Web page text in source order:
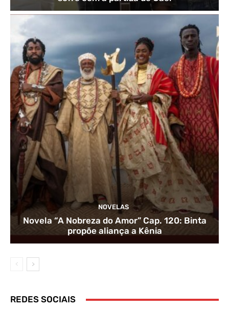
NOVELAS
Novela “A Nobreza do Amor” Cap. 120: Binta
propõe aliança a Kênia
REDES SOCIAIS